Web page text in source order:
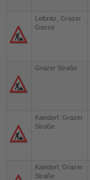
Leibnitz, Grazer
Gasse
Grazer Straße
Kaindorf, Grazer
Straße
Kaindorf, Grazer
Straße